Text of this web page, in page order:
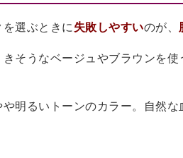
選ぶときに失敗しやすいのが、
そうなベージュやブラウンを
明るいトーンのカラー。自然